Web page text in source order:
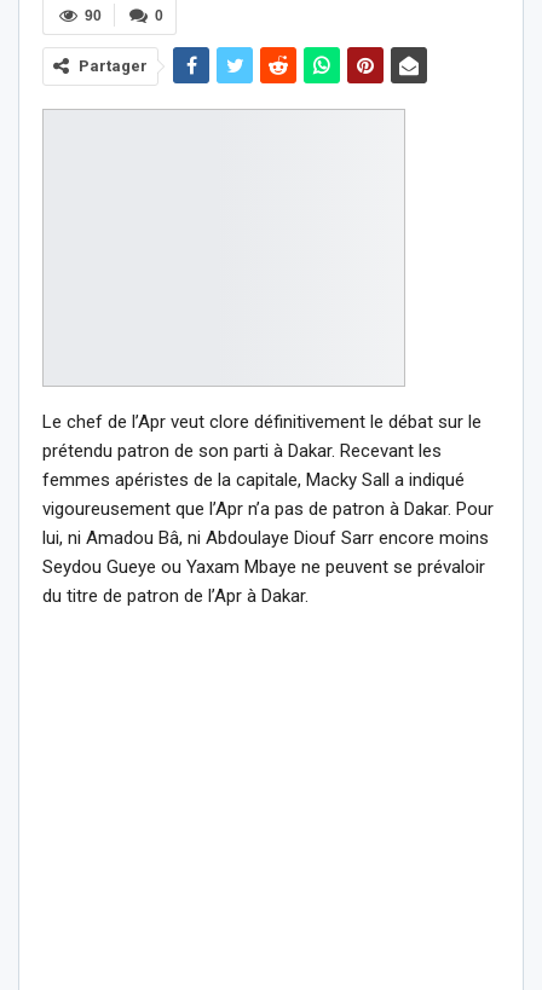
0
90
Partager
Le chef de l’Apr veut clore définitivement le débat sur le
prétendu patron de son parti à Dakar. Recevant les
femmes apéristes de la capitale, Macky Sall a indiqué
vigoureusement que l’Apr n’a pas de patron à Dakar. Pour
lui, ni Amadou Bâ, ni Abdoulaye Diouf Sarr encore moins
Seydou Gueye ou Yaxam Mbaye ne peuvent se prévaloir
du titre de patron de l’Apr à Dakar.